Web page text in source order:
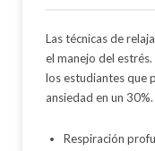
Las técnicas de
el manejo del
los estudiantes que
ansiedad en un
Respiración